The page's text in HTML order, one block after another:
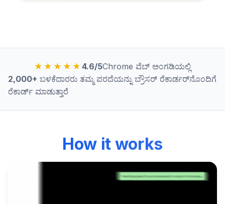
★★★★★ 4.6/5Chrome ವೆಬ್ ಅಂಗಡಿಯಲ್ಲಿ
2,000+ ಬಳಕೆದಾರರು ತಮ್ಮ ಪರದೆಯನ್ನು ಬ್ರೌಸರ್ ರೆಕಾರ್ಡರ್‌ನೊಂದಿಗೆ
ರೆಕಾರ್ಡ್ ಮಾಡುತ್ತಾರೆ
How it works